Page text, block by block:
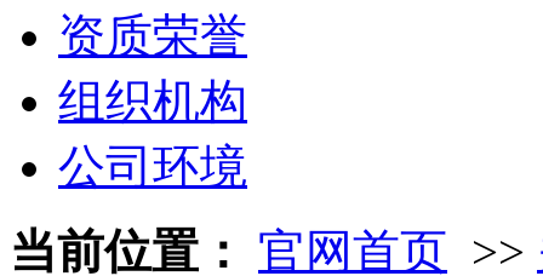
资质荣誉
组织机构
公司环境
当前位置：
官网首页 >>